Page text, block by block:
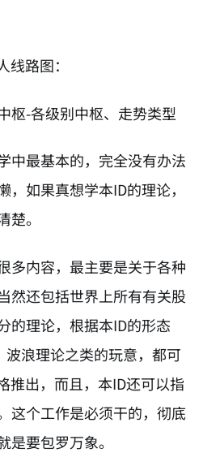
路图：
枢-各级别中枢、走势类型
中最基本的，完全没有办法
如果真想学本ID的理论，
。
多内容，最主要是关于各种
然还包括世界上所有有关股
的理论，根据本ID的形态
浪理论之类的玩意，都可
推出，而且，本ID还可以指
这个工作是必须干的，彻底
是要包罗万象。